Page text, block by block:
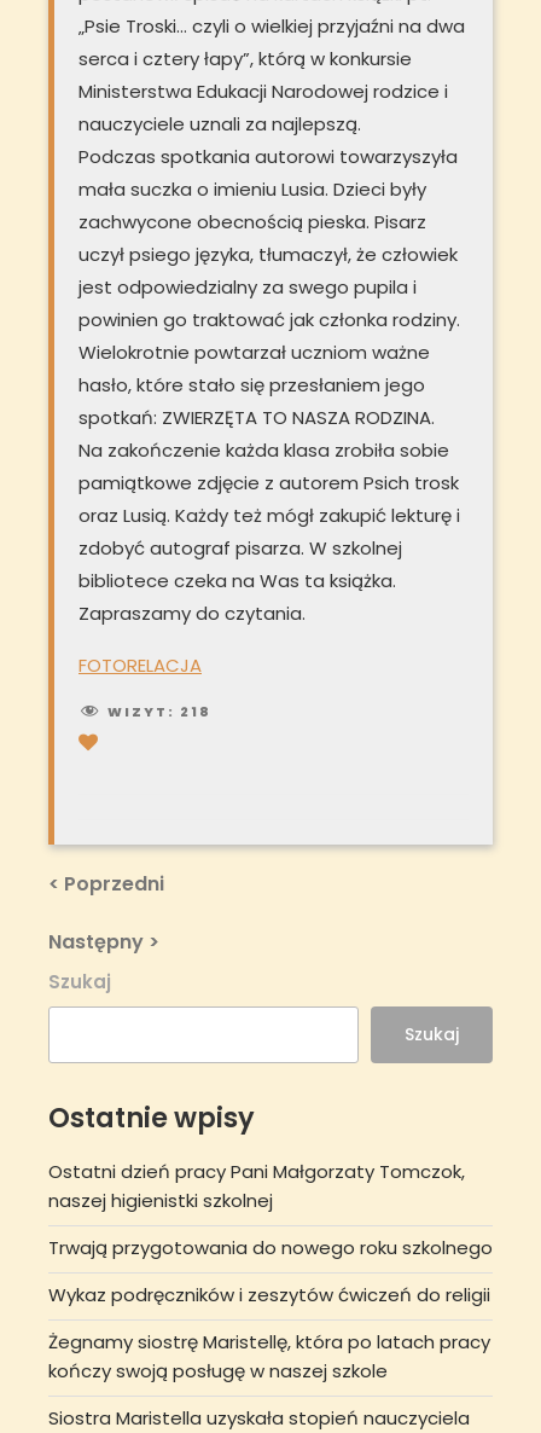
„Psie Troski… czyli o wielkiej przyjaźni na dwa
serca i cztery łapy”, którą w konkursie
Ministerstwa Edukacji Narodowej rodzice i
nauczyciele uznali za najlepszą.
Podczas spotkania autorowi towarzyszyła
mała suczka o imieniu Lusia. Dzieci były
zachwycone obecnością pieska. Pisarz
uczył psiego języka, tłumaczył, że człowiek
jest odpowiedzialny za swego pupila i
powinien go traktować jak członka rodziny.
Wielokrotnie powtarzał uczniom ważne
hasło, które stało się przesłaniem jego
spotkań: ZWIERZĘTA TO NASZA RODZINA.
Na zakończenie każda klasa zrobiła sobie
pamiątkowe zdjęcie z autorem Psich trosk
oraz Lusią. Każdy też mógł zakupić lekturę i
zdobyć autograf pisarza. W szkolnej
bibliotece czeka na Was ta książka.
Zapraszamy do czytania.
FOTORELACJA
WIZYT: 218
Nawigacja
Previous
< Poprzedni
Next
Post
Następny >
Szukaj
Szukaj
Ostatnie wpisy
Ostatni dzień pracy Pani Małgorzaty Tomczok,
naszej higienistki szkolnej
Trwają przygotowania do nowego roku szkolnego
Wykaz podręczników i zeszytów ćwiczeń do religii
Żegnamy siostrę Maristellę, która po latach pracy
kończy swoją posługę w naszej szkole
Siostra Maristella uzyskała stopień nauczyciela